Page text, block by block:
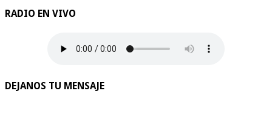
RADIO EN VIVO
DEJANOS TU MENSAJE